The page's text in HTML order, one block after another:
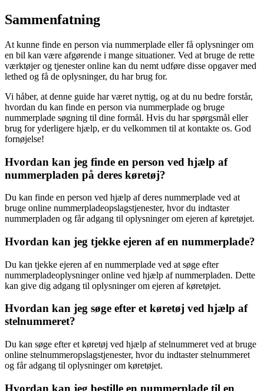
Sammenfatning
At kunne finde en person via nummerplade eller få oplysninger om
en bil kan være afgørende i mange situationer. Ved at bruge de rette
værktøjer og tjenester online kan du nemt udføre disse opgaver med
lethed og få de oplysninger, du har brug for.
Vi håber, at denne guide har været nyttig, og at du nu bedre forstår,
hvordan du kan finde en person via nummerplade og bruge
nummerplade søgning til dine formål. Hvis du har spørgsmål eller
brug for yderligere hjælp, er du velkommen til at kontakte os. God
fornøjelse!
Hvordan kan jeg finde en person ved hjælp af
nummerpladen på deres køretøj?
Du kan finde en person ved hjælp af deres nummerplade ved at
bruge online nummerpladeopslagstjenester, hvor du indtaster
nummerpladen og får adgang til oplysninger om ejeren af køretøjet.
Hvordan kan jeg tjekke ejeren af en nummerplade?
Du kan tjekke ejeren af en nummerplade ved at søge efter
nummerpladeoplysninger online ved hjælp af nummerpladen. Dette
kan give dig adgang til oplysninger om ejeren af køretøjet.
Hvordan kan jeg søge efter et køretøj ved hjælp af
stelnummeret?
Du kan søge efter et køretøj ved hjælp af stelnummeret ved at bruge
online stelnummeropslagstjenester, hvor du indtaster stelnummeret
og får adgang til oplysninger om køretøjet.
Hvordan kan jeg bestille en nummerplade til en